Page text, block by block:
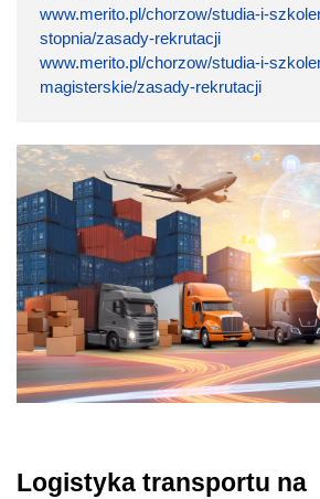
www.merito.pl/chorzow/studia-i-
stopnia/zasady-rekrutacji
www.merito.pl/chorzow/studia-i-
magisterskie/zasady-rekrutacji
Logistyka transportu na